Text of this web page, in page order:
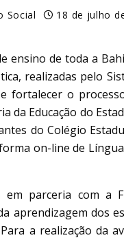
Social 18 de julho
ensino de toda a
realizadas pelo
fortalecer o
da Educação do
do Colégio
on-line de
parceria com a
aprendizagem dos
a realização da